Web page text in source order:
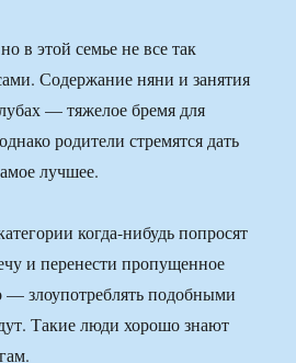
в этой семье не все так
Содержание няни и занятия
— тяжелое бремя для
родители стремятся дать
лучшее.
когда-нибудь попросят
и перенести пропущенное
— злоупотреблять подобными
Такие люди хорошо знают